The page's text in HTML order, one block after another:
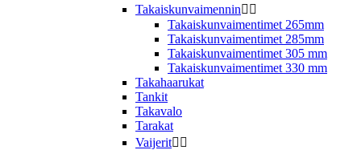
Takaiskunvaimennin 
Takaiskunvaimentimet 265mm
Takaiskunvaimentimet 285mm
Takaiskunvaimentimet 305 mm
Takaiskunvaimentimet 330 mm
Takahaarukat
Tankit
Takavalo
Tarakat
Vaijerit 